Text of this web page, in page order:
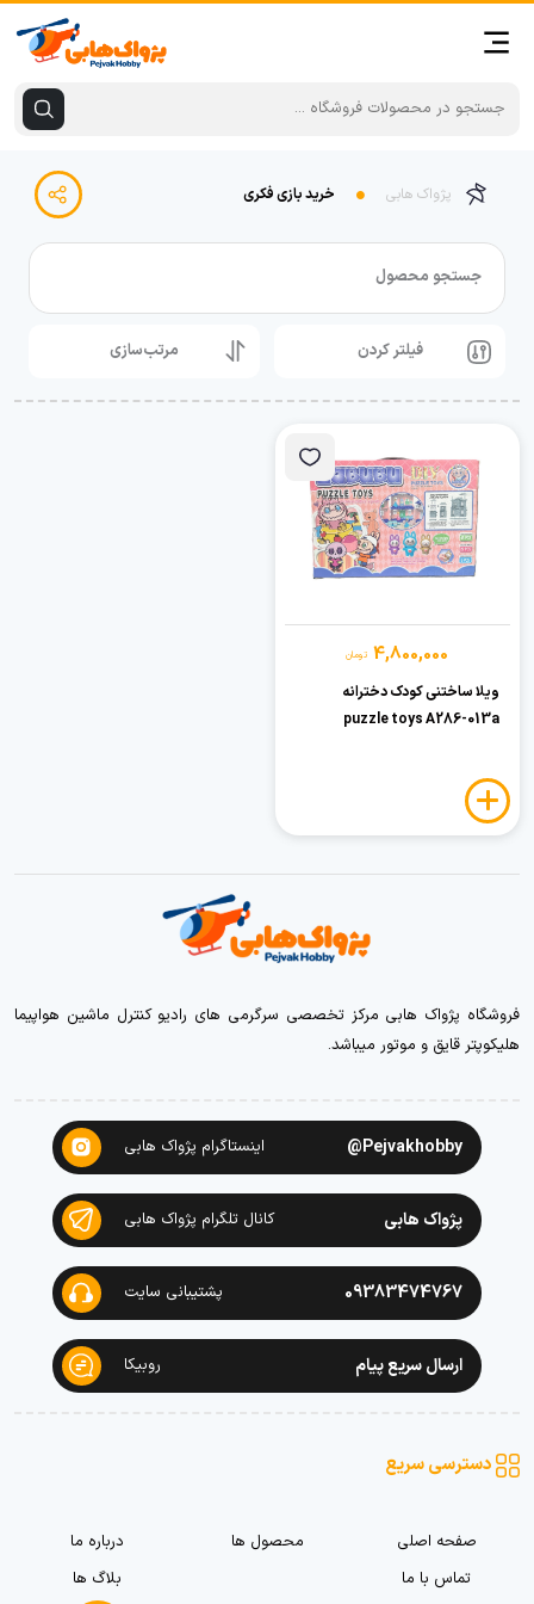
پژواک هابی خرید بازی فکری
جستجو محصول
فیلتر کردن مرتب‌سازی
4,800,000 تومان
ویلا ساختنی کودک دخترانه
puzzle toys A286-013a
فروشگاه پژواک هابی مرکز تخصصی سرگرمی های رادیو کنترل ماشین هواپیما
هلیکوپتر قایق و موتور میباشد.
Pejvakhobby@ اینستاگرام پژواک هابی
پژواک هابی کانال تلگرام پژواک هابی
09383474767 پشتیبانی سایت
ارسال سریع پیام روبیکا
دسترسی سریع
صفحه اصلی محصول ها
درباره ما
تماس با ما
بلاگ ها